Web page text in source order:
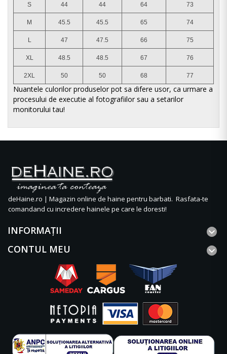
S 44 44 64 73
M 45.5 45.5 65 74
L 47 47.5 66 75
XL 48.5 48.5 67 76
2XL 50 50 68 77
Nuantele culorilor produselor pot sa difere usor, ca urmare a
procesului de executie al fotografiilor sau a setarilor
monitorului tau!
deHaine.ro | Magazin online de haine pentru barbati. Rasfata-te
comandand cu incredere hainele pe care le doresti!
INFORMAŢII
CONTUL MEU